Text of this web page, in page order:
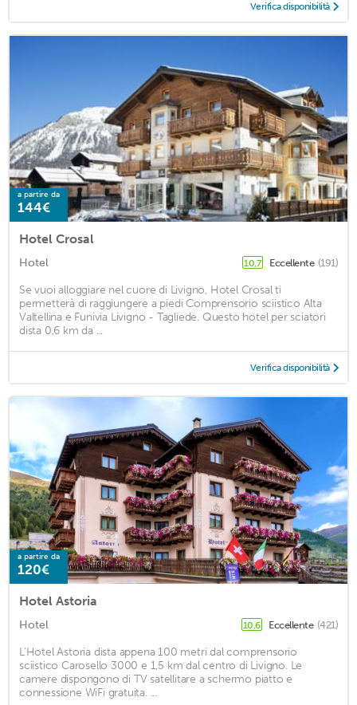
Verifica disponibilità
a partire da
144€
Hotel Crosal
Hotel 10,7 Eccellente (191)
Se vuoi alloggiare nel cuore di Livigno, Hotel Crosal ti
permetterà di raggiungere a piedi Comprensorio sciistico Alta
Valtellina e Funivia Livigno - Tagliede. Questo hotel per sciatori
dista 0,6 km da ...
Verifica disponibilità
a partire da
120€
Hotel Astoria
Hotel 10,6 Eccellente (421)
L'Hotel Astoria dista appena 100 metri dal comprensorio
sciistico Carosello 3000 e 1,5 km dal centro di Livigno. Le
camere dispongono di TV satellitare a schermo piatto e
connessione WiFi gratuita. ...